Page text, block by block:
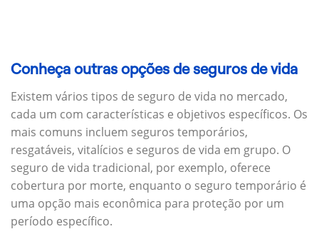
Conheça outras opções de seguros de vida
Existem vários tipos de seguro de vida no mercado,
cada um com características e objetivos específicos. Os
mais comuns incluem seguros temporários,
resgatáveis, vitalícios e seguros de vida em grupo. O
seguro de vida tradicional, por exemplo, oferece
cobertura por morte, enquanto o seguro temporário é
uma opção mais econômica para proteção por um
período específico.